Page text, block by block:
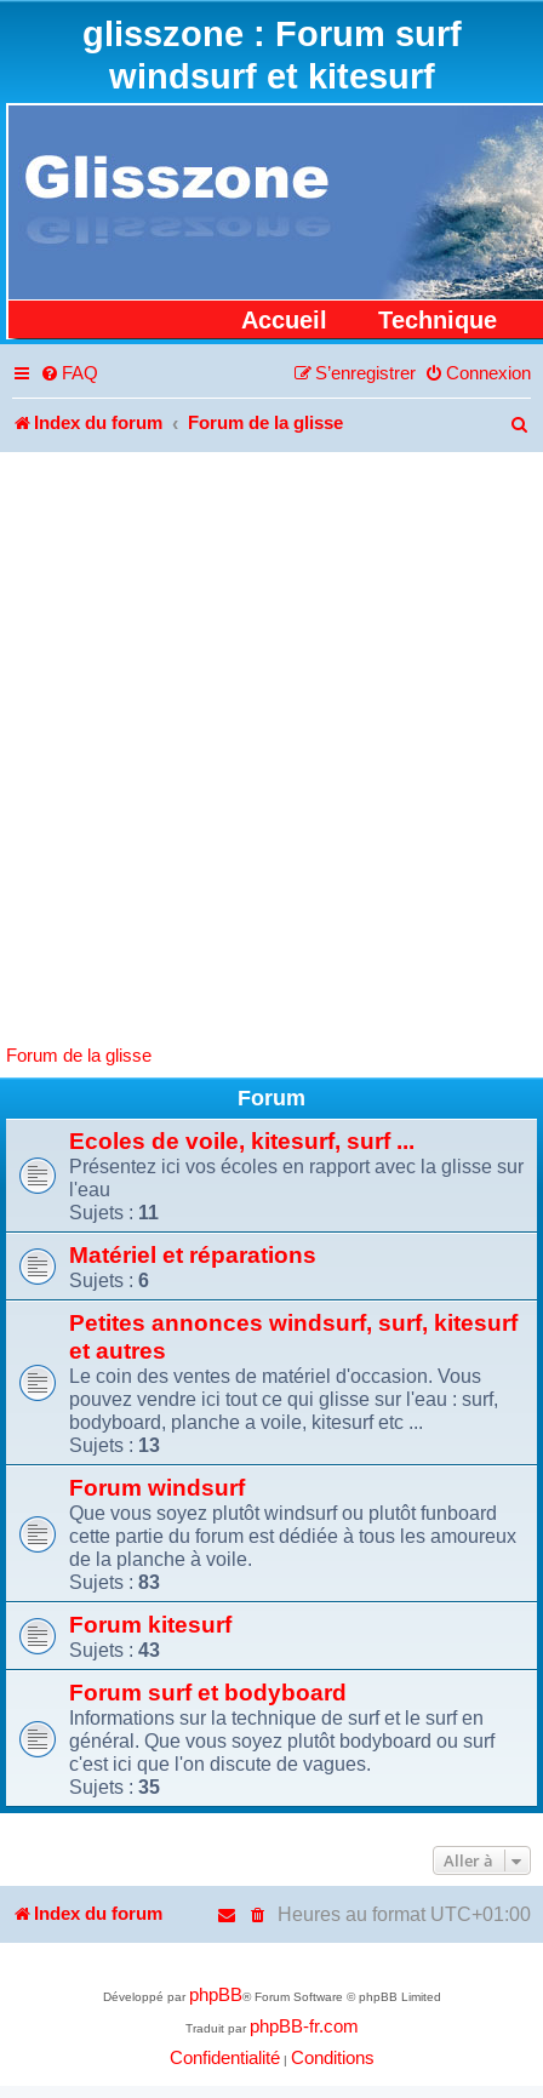
glisszone : Forum surf
windsurf et kitesurf
Accueil Technique
FAQ Connexion
S’enregistrer
Index du forum Forum de la glisse
Forum de la glisse
Forum
Ecoles de voile, kitesurf, surf ...
Présentez ici vos écoles en rapport avec la glisse sur
l'eau
Sujets : 11
Matériel et réparations
Sujets : 6
Petites annonces windsurf, surf, kitesurf
et autres
Le coin des ventes de matériel d'occasion. Vous
pouvez vendre ici tout ce qui glisse sur l'eau : surf,
bodyboard, planche a voile, kitesurf etc ...
Sujets : 13
Forum windsurf
Que vous soyez plutôt windsurf ou plutôt funboard
cette partie du forum est dédiée à tous les amoureux
de la planche à voile.
Sujets : 83
Forum kitesurf
Sujets : 43
Forum surf et bodyboard
Informations sur la technique de surf et le surf en
général. Que vous soyez plutôt bodyboard ou surf
c'est ici que l'on discute de vagues.
Sujets : 35
Aller à
Index du forum Heures au format UTC+01:00
Développé par phpBB® Forum Software © phpBB Limited
Traduit par phpBB-fr.com
Confidentialité| Conditions